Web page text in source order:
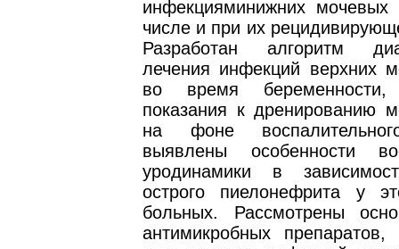
инфекцияминижних
числе и при их
Разработан алгоритм
лечения инфекций верхних
во время беременности,
показания к дренированию
на фоне
выявлены особенности
уродинамики в
острого пиелонефрита у
больных. Рассмотрены
антимикробных